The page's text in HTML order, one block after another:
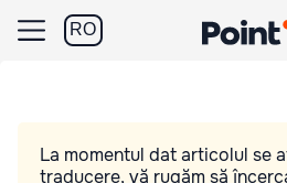
RO
La momentul dat articolul se
traducere, vă rugăm să